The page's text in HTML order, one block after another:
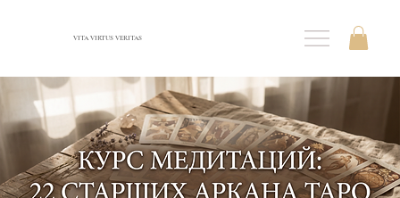
VITA VIRTUS VERITAS